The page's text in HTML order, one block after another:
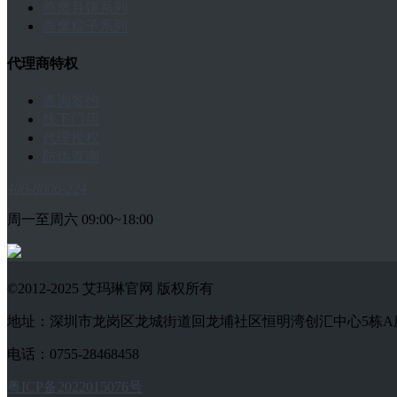
代理商特权
周一至周六 09:00~18:00
©2012-2025 艾玛琳官网 版权所有
地址：深圳市龙岗区龙城街道回龙埔社区恒明湾创汇中心5栋A
电话：0755-28468458
粤ICP备2022015076号